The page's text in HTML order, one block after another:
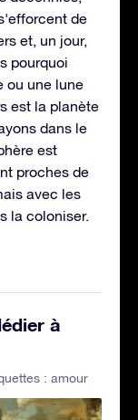
de
et, un jour,
pourquoi
ou une lune
est la planète
dans le
est
proches de
avec les
la coloniser.
à
: amour